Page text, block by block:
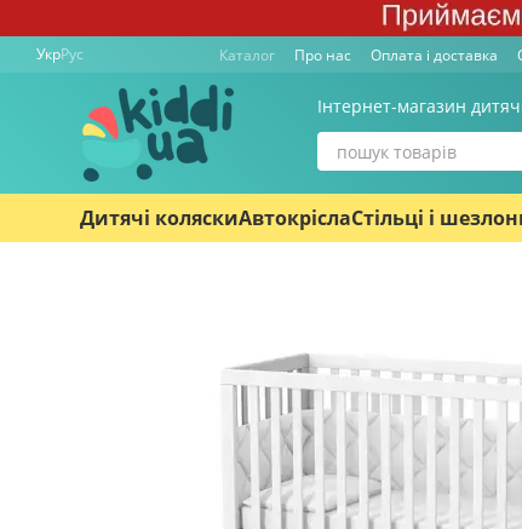
УкрРус Каталог Про нас Оплата і доставка
Інтернет-магазин
Дитячі коляскиАвтокріслаСтільці і